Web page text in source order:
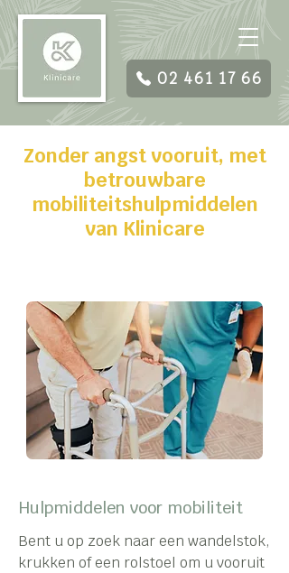
02 461 17 66
Zonder angst vooruit, met
betrouwbare
mobiliteitshulpmiddelen
van Klinicare
Hulpmiddelen voor mobiliteit
Bent u op zoek naar een wandelstok,
krukken of een rolstoel om u vooruit